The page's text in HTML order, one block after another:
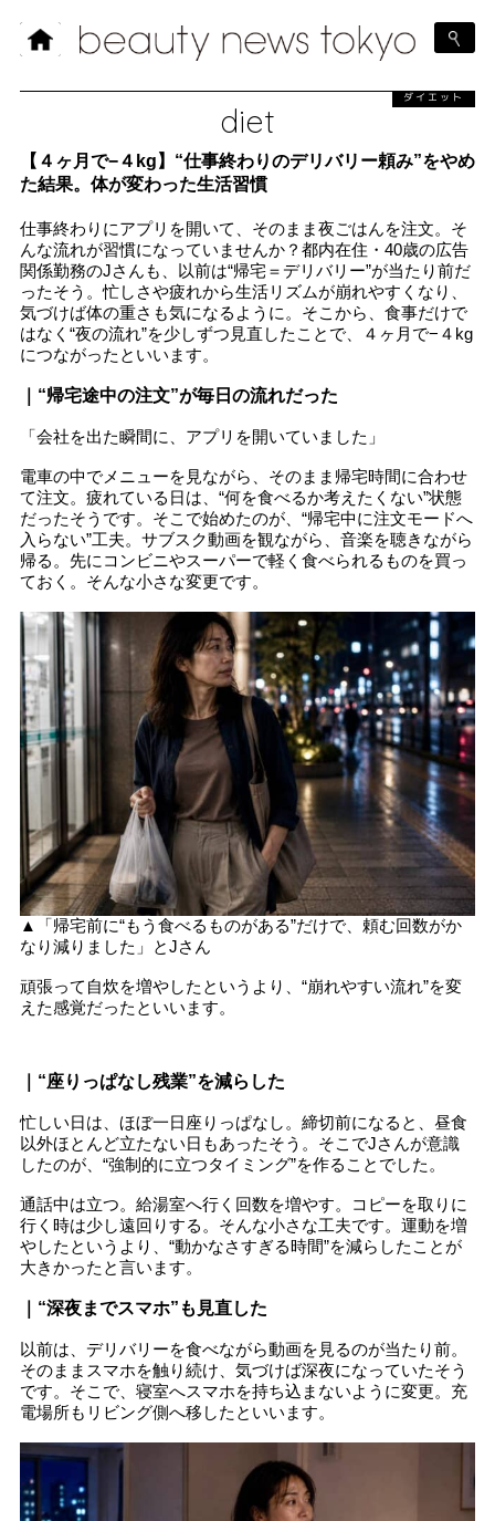
diet
ダイエット
【４ヶ月で−４kg】“仕事終わりのデリバリー頼み”をやめ
た結果。体が変わった生活習慣
仕事終わりにアプリを開いて、そのまま夜ごはんを注文。そ
んな流れが習慣になっていませんか？都内在住・40歳の広告
関係勤務のJさんも、以前は“帰宅＝デリバリー”が当たり前だ
ったそう。忙しさや疲れから生活リズムが崩れやすくなり、
気づけば体の重さも気になるように。そこから、食事だけで
はなく“夜の流れ”を少しずつ見直したことで、４ヶ月で−４kg
につながったといいます。
｜“帰宅途中の注文”が毎日の流れだった
「会社を出た瞬間に、アプリを開いていました」
電車の中でメニューを見ながら、そのまま帰宅時間に合わせ
て注文。疲れている日は、“何を食べるか考えたくない”状態
だったそうです。そこで始めたのが、“帰宅中に注文モードへ
入らない”工夫。サブスク動画を観ながら、音楽を聴きながら
帰る。先にコンビニやスーパーで軽く食べられるものを買っ
ておく。そんな小さな変更です。
▲「帰宅前に“もう食べるものがある”だけで、頼む回数がか
なり減りました」とJさん
頑張って自炊を増やしたというより、“崩れやすい流れ”を変
えた感覚だったといいます。
｜“座りっぱなし残業”を減らした
忙しい日は、ほぼ一日座りっぱなし。締切前になると、昼食
以外ほとんど立たない日もあったそう。そこでJさんが意識
したのが、“強制的に立つタイミング”を作ることでした。
通話中は立つ。給湯室へ行く回数を増やす。コピーを取りに
行く時は少し遠回りする。そんな小さな工夫です。運動を増
やしたというより、“動かなさすぎる時間”を減らしたことが
大きかったと言います。
｜“深夜までスマホ”も見直した
以前は、デリバリーを食べながら動画を見るのが当たり前。
そのままスマホを触り続け、気づけば深夜になっていたそう
です。そこで、寝室へスマホを持ち込まないように変更。充
電場所もリビング側へ移したといいます。